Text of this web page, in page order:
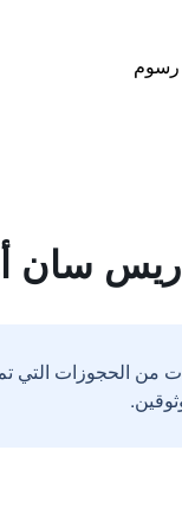
رسوم
من الحجوزات التي